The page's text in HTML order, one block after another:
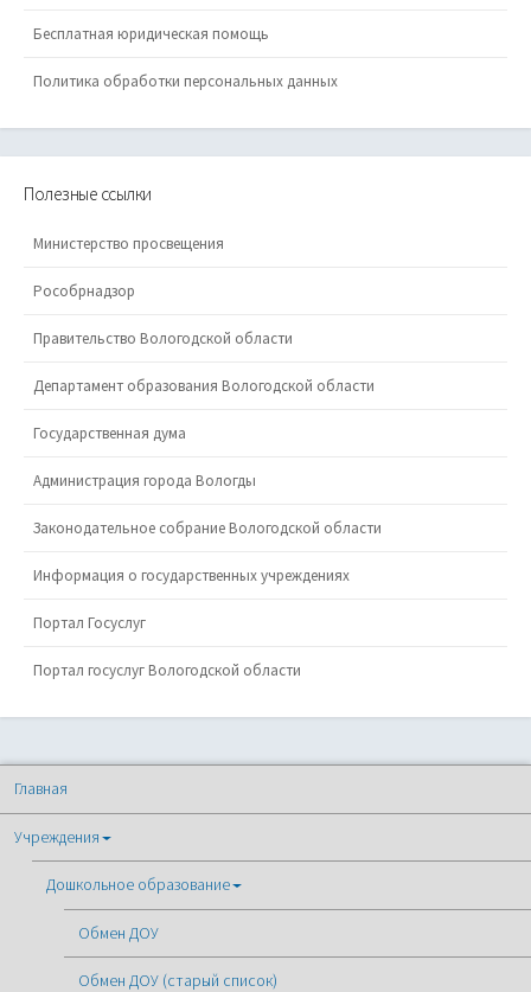
Бесплатная юридическая помощь
Политика обработки персональных данных
Полезные ссылки
Министерство просвещения
Рособрнадзор
Правительство Вологодской области
Департамент образования Вологодской области
Государственная дума
Администрация города Вологды
Законодательное собрание Вологодской области
Информация о государственных учреждениях
Портал Госуслуг
Портал госуслуг Вологодской области
Главная
Учреждения
Дошкольное образование
Обмен ДОУ
Обмен ДОУ (старый список)